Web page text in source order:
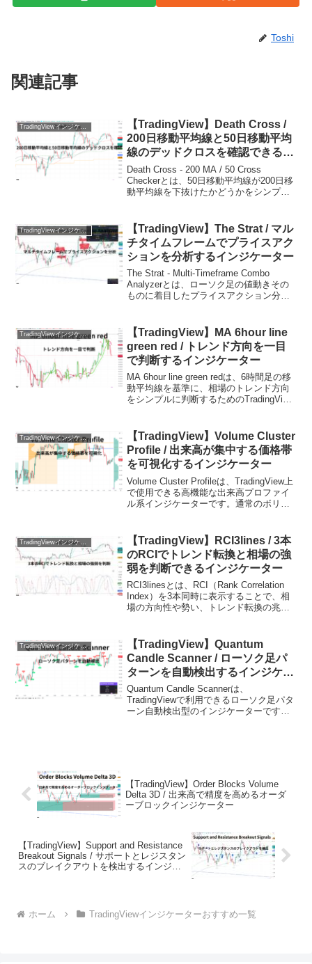
Toshi
関連記事
TradingViewインジケーターおすすめ一覧
【TradingView】Death Cross /
200日移動平均線と50日移動平均
線のデッドクロスを確認できるイ
ンジケーター
Death Cross - 200 MA / 50 Cross
Checkerとは、50日移動平均線が200日移
動平均線を下抜けたかどうかをシンプル
レーダー向けに作られ...
TradingViewインジケーターおすすめ一覧
【TradingView】The Strat / マル
チタイムフレームでプライスアク
ションを分析するインジケーター
The Strat - Multi-Timeframe Combo
Analyzerとは、ローソク足の値動きその
ものに着目したプライスアクション分析
TradingVi...
TradingViewインジケーターおすすめ一覧
【TradingView】MA 6hour line
green red / トレンド方向を一目
で判断するインジケーター
MA 6hour line green redは、6時間足の移
動平均線を基準に、相場のトレンド方向
をシンプルに判断するためのTradingView
の上か下か」だけで相場...
TradingViewインジケーターおすすめ一覧
【TradingView】Volume Cluster
Profile / 出来高が集中する価格帯
を可視化するインジケーター
Volume Cluster Profileは、TradingView上
で使用できる高機能な出来高プロファイ
ル系インジケーターです。通常のボリュ
ンジケーターは出来高が集...
【TradingView】RCI3lines / 3本
のRCIでトレンド転換と相場の強
弱を判断できるインジケーター
RCI3linesとは、RCI（Rank Correlation
Index）を3本同時に表示することで、相
場の方向性や勢い、トレンド転換の兆し
を用いて買われすぎ・...
TradingViewインジケーターおすすめ一覧
【TradingView】Quantum
Candle Scanner / ローソク足パ
ターンを自動検出するインジケー
ター
Quantum Candle Scannerは、
TradingViewで利用できるローソク足パタ
ーン自動検出型のインジケーターです。
【TradingView】Order Blocks Volume
Delta 3D / 出来高で精度を高めるオーダ
ーブロックインジケーター
【TradingView】Support and Resistance
Breakout Signals / サポートとレジスタン
スのブレイクアウトを検出するインジケ
ホーム TradingViewインジケーターおすすめ一覧